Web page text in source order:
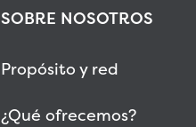
SOBRE NOSOTROS
Propósito y red
¿Qué ofrecemos?